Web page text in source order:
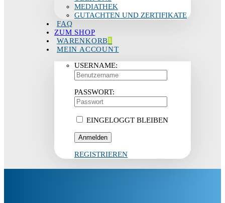
MEDIATHEK
GUTACHTEN UND ZERTIFIKATE
FAQ
ZUM SHOP
WARENKORB1
MEIN ACCOUNT
USERNAME:
PASSWORT:
EINGELOGGT BLEIBEN
REGISTRIEREN